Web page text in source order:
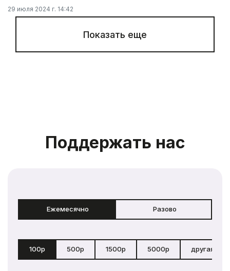
29 июля 2024 г. 14:42
Показать еще
Поддержать нас
Ежемесячно Разово
100р 500р 1500р 5000р другая